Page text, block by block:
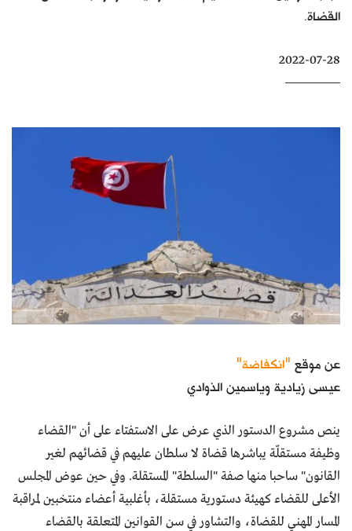
كتّابنا
الأرشيف
القضاة.
2022-07-28
عن موقع "انكفاضة"
عيسى زيادية وياسمين الذوادي
ينص مشروع الدستور الذي عرض على الاستفتاء على أن "القضاء
وظيفة مستقلّة يباشرها قضاة لا سلطان عليهم في قضائهم لغير
القانون" ساحبا منها صفة "السلطة" المستقلة. وفي حين عوض المجلس
الأعلى للقضاء كهيئة دستورية مستقلة، بأغلبية أعضاء منتخبين لمراقبة
المسار المهني للقضاة، والتشاور في سن القوانين المتعلقة بالقضاء